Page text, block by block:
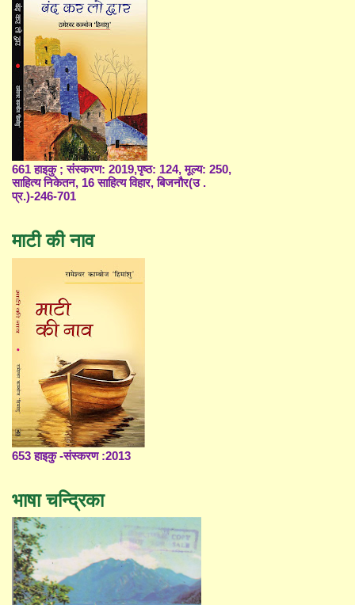
661 हाइकु ; संस्करण: 2019,पृष्ठ: 124, मूल्य: 250,
साहित्य निकेतन, 16 साहित्य विहार, बिजनौर(उ .
प्र.)-246-701
माटी की नाव
653 हाइकु -संस्करण :2013
भाषा चन्द्रिका